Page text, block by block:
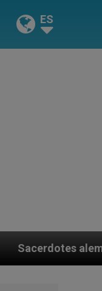
ES
fieles al Papa